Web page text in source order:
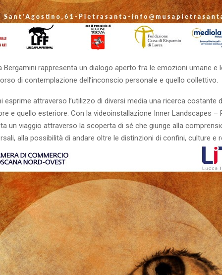
Bergamini rappresenta un dialogo aperto fra le emozioni umane e
di contemplazione dell’inconscio personale e quello collettivo.
esprime attraverso l’utilizzo di diversi media una ricerca costante
e quello esteriore. Con la videoinstallazione Inner Landscapes –
un viaggio attraverso la scoperta di sé che giunge alla
alla possibilità di andare oltre le distinzioni di confini, culture e